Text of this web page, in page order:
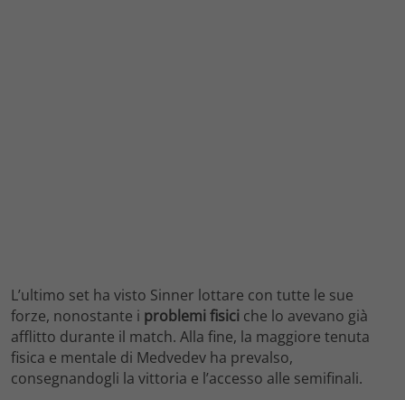
L’ultimo set ha visto Sinner lottare con tutte le sue
forze, nonostante i problemi fisici che lo avevano già
afflitto durante il match. Alla fine, la maggiore tenuta
fisica e mentale di Medvedev ha prevalso,
consegnandogli la vittoria e l’accesso alle semifinali.